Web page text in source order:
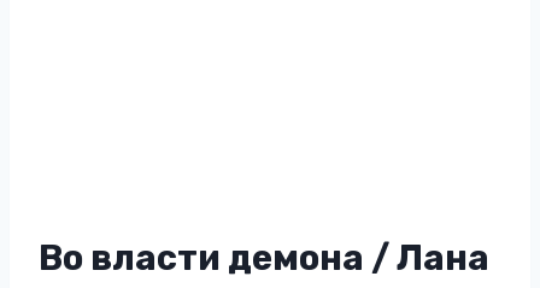
Во власти демона / Лана